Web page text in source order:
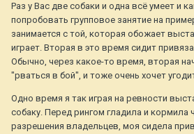
Раз у Вас две собаки и одна всё умеет и
попробовать групповое занятие на
занимается с той, которая обожает
играет. Вторая в это время сидит
Обычно, через какое-то время, вторая
"рваться в бой", и тоже очень хочет
Одно время я так играя на ревности
собаку. Перед рингом гладила и кормила
разрешения владельцев, моя сидела